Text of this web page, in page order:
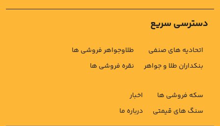
دسترسی سریع
اتحادیه های صنفی
بنکداران طلا و جواهر
طلاوجواهر فروشی ها
نقره فروشی ها
سکه فروشی ها
سنگ های قیمتی
اخبار
درباره ما